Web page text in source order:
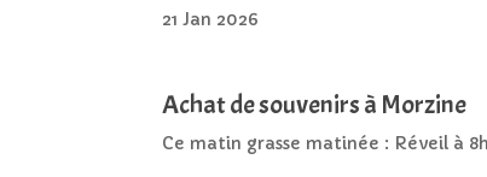
21 Jan 2026
Achat de souvenirs à Morzine
Ce matin grasse matinée : Réveil à